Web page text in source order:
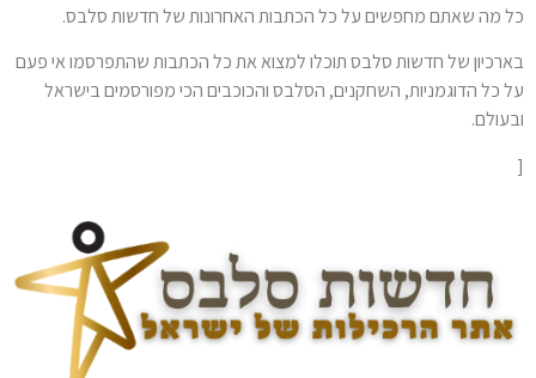
כל מה שאתם מחפשים על כל הכתבות האחרונות של חדשות סלבס.
בארכיון של חדשות סלבס תוכלו למצוא את כל הכתבות שהתפרסמו אי פעם
על כל הדוגמניות, השחקנים, הסלבס והכוכבים הכי מפורסמים בישראל
ובעולם.
[